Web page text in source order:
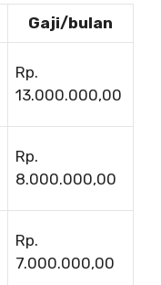
Gaji/bulan
Rp.
13.000.000,00
Rp.
8.000.000,00
Rp.
7.000.000,00